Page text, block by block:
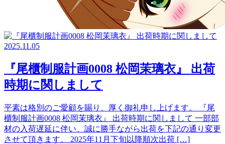
2025.11.05
『尾櫃制服計画0008 松岡茉璃衣』 出荷
時期に関しまして
平素は格別のご愛顧を賜り、厚く御礼申し上げます。 『尾
櫃制服計画0008 松岡茉璃衣』 出荷時期に関しまして 一部部
材の入荷遅延に伴い、誠に勝手ながら出荷を下記の通り変更
させて頂きます。 2025年11月下旬以降順次出荷 […]